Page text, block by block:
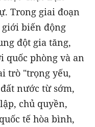
Trong giai đoạn
biến động
đột gia tăng,
quốc phòng và an
trò "trọng yếu,
nước từ sớm,
chủ quyền,
tế hòa bình,